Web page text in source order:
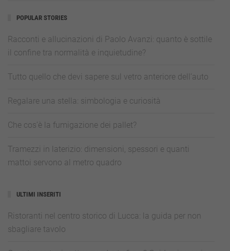
POPULAR STORIES
Racconti e allucinazioni di Paolo Avanzi: quanto è sottile
il confine tra normalità e inquietudine?
Tutto quello che devi sapere sul vetro anteriore dell’auto
Regalare una stella: simbologia e curiosità
Che cos’è la fumigazione dei pallet?
Tramezzi in laterizio: dimensioni, spessori e quanti
mattoi servono al metro quadro
ULTIMI INSERITI
Ristoranti nel centro storico di Lucca: la guida per non
sbagliare tavolo